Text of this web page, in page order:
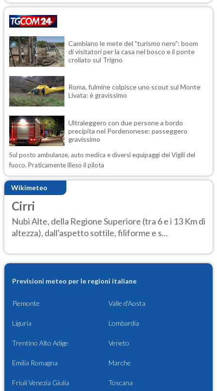
Cambiano le mete del "turismo nero": boom
di visitatori per la casa nel bosco e il ponte
crollato sul Trigno
Roma, fulmine colpisce uno scout sul Monte
Livata: è gravissimo
Ultraleggero con due persone a bordo
precipita nel Pordenonese: passeggero
gravissimo
Sul posto ambulanze, auto medica e diversi equipaggi dei Vigili del
fuoco. Praticamente illeso il pilota
Wikimeteo
Cirri
Nubi Alte, della Regione Superiore (tra 6 e i 13 Km di
altezza), dall'aspetto sottile, filiforme e s...
Previsioni meteo per le regioni italiane
Piemonte Valle d'Aosta
Liguria Lombardia
Trentino Alto Adige Veneto
Emilia Romagna Marche
Friuli Venezia Giulia Toscana